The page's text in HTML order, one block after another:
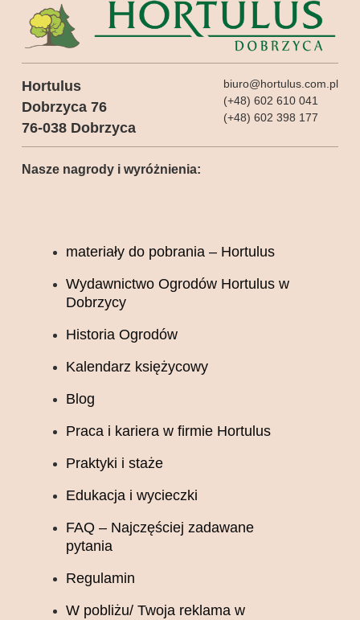
Hortulus
Dobrzyca 76
76-038 Dobrzyca
biuro@hortulus.com.pl
(+48) 602 610 041
(+48) 602 398 177
Nasze nagrody i wyróżnienia:
materiały do pobrania – Hortulus
Wydawnictwo Ogrodów Hortulus w
Dobrzycy
Historia Ogrodów
Kalendarz księżycowy
Blog
Praca i kariera w firmie Hortulus
Praktyki i staże
Edukacja i wycieczki
FAQ – Najczęściej zadawane
pytania
Regulamin
W pobliżu/ Twoja reklama w